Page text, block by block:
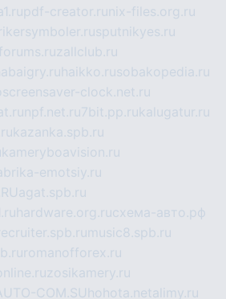
pdf-creator.ru nix-files.org.ru
sputnikyes.ru
zallclub.ru
haikko.rusobakopedia.ru
screensaver-clock.net.ru
npf.net.ru 7bit.pp.rukalugatur.ru
kazanka.spb.ru
kameryboavision.ru
emotsiy.ru
agat.spb.ru
hardware.org.ruсхема-авто.рф
recruiter.spb.ru music8.spb.ru
romanofforex.ru
zosikamery.ru
COM.SU hohota.net alimy.ru